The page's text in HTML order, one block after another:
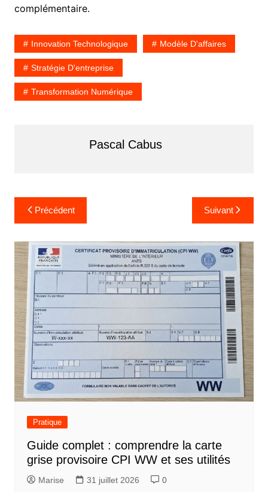
complémentaire.
Innovation Technologique Modèle D'affaires
Stratégie D'entreprise
Transformation Numérique
Pascal Cabus
Navigation
de
l’article
Précédent Suivant
Pratique
Guide complet : comprendre la carte
grise provisoire CPI WW et ses utilités
Marise 31 juillet 2026 0